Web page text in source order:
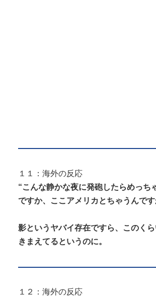
１１：海外の反応
“こんな静かな夜に発砲したらめっち
ですか、ここアメリカとちゃうんです
影というヤバイ存在ですら、このく
きまえてるというのに。
１２：海外の反応